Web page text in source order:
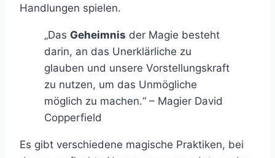
Handlungen spielen.
„Das Geheimnis der Magie besteht
darin, an das Unerklärliche zu
glauben und unsere Vorstellungskraft
zu nutzen, um das Unmögliche
möglich zu machen.“ – Magier David
Copperfield
Es gibt verschiedene magische Praktiken, bei